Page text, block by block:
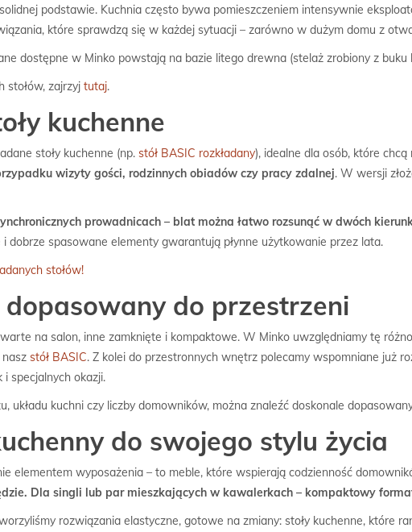
podstawie. Kuchnia często bywa pomieszczeniem intensywnie
które sprawdzą się w każdej sytuacji – zarówno w dużym domu z
dostępne w Minko powstają na bazie litego drewna (stelaż zrobiony z buku
stołów, zajrzyj tutaj.
kuchenne
stoły kuchenne (np. stół BASIC rozkładany), idealne dla osób, które
wizyty gości, rodzinnych obiadów czy pracy zdalnej. W wersji
prowadnicach – blat można łatwo rozsunąć w dwóch
dobrze spasowane elementy gwarantują płynne użytkowanie przez lata.
stołów!
dopasowany do przestrzeni
na salon, inne zamknięte i kompaktowe. W Minko uwzględniamy tę
stół BASIC. Z kolei do przestronnych wnętrz polecamy wspomniane już
i specjalnych okazji.
układu kuchni czy liczby domowników, można znaleźć doskonale
do swojego stylu życia
elementem wyposażenia – to meble, które wspierają codzienność
Dla singli lub par mieszkających w kawalerkach – kompaktowy
rozwiązania elastyczne, gotowe na zmiany: stoły kuchenne, które